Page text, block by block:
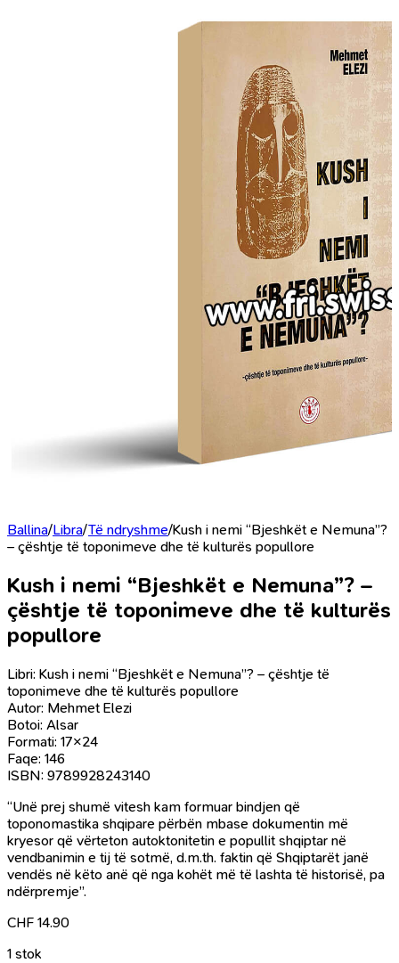
Ballina/Libra/Të ndryshme/Kush i nemi “Bjeshkët e Nemuna”?
– çështje të toponimeve dhe të kulturës popullore
Kush i nemi “Bjeshkët e Nemuna”? –
çështje të toponimeve dhe të kulturës
popullore
Libri: Kush i nemi “Bjeshkët e Nemuna”? – çështje të
toponimeve dhe të kulturës popullore
Autor: Mehmet Elezi
Botoi: Alsar
Formati: 17×24
Faqe: 146
ISBN: 9789928243140
“Unë prej shumë vitesh kam formuar bindjen që
toponomastika shqipare përbën mbase dokumentin më
kryesor që vërteton autoktonitetin e popullit shqiptar në
vendbanimin e tij të sotmë, d.m.th. faktin që Shqiptarët janë
vendës në këto anë që nga kohët më të lashta të historisë, pa
ndërpremje”.
CHF 14.90
1 stok